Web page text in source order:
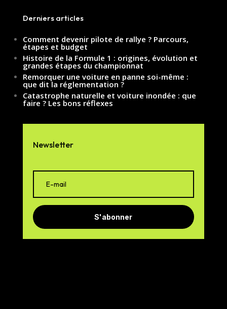
Derniers articles
Comment devenir pilote de rallye ? Parcours,
étapes et budget
Histoire de la Formule 1 : origines, évolution et
grandes étapes du championnat
Remorquer une voiture en panne soi-même :
que dit la réglementation ?
Catastrophe naturelle et voiture inondée : que
faire ? Les bons réflexes
Newsletter
S'abonner